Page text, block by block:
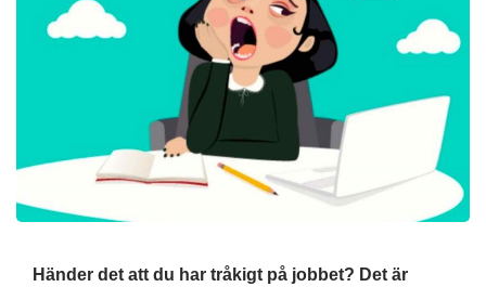
Händer det att du har tråkigt på jobbet? Det är